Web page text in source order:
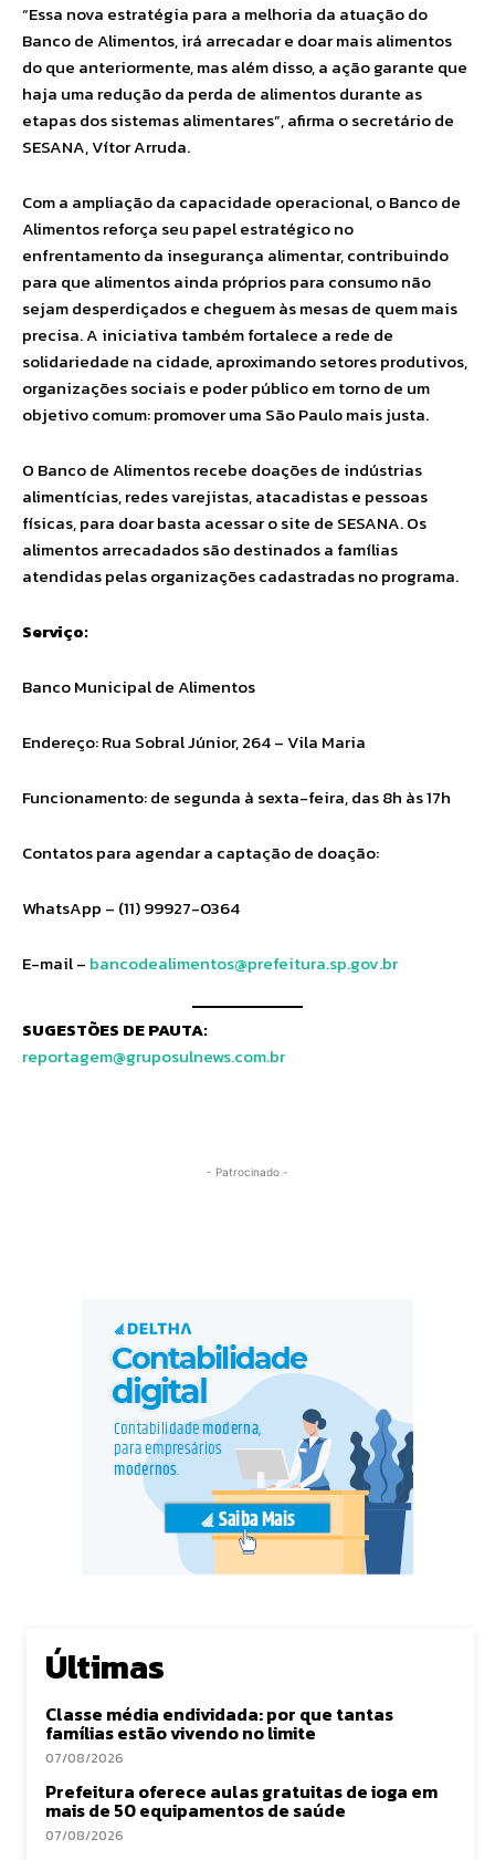
“Essa nova estratégia para a melhoria da atuação do
Banco de Alimentos, irá arrecadar e doar mais alimentos
do que anteriormente, mas além disso, a ação garante que
haja uma redução da perda de alimentos durante as
etapas dos sistemas alimentares”, afirma o secretário de
SESANA, Vítor Arruda.
Com a ampliação da capacidade operacional, o Banco de
Alimentos reforça seu papel estratégico no
enfrentamento da insegurança alimentar, contribuindo
para que alimentos ainda próprios para consumo não
sejam desperdiçados e cheguem às mesas de quem mais
precisa. A iniciativa também fortalece a rede de
solidariedade na cidade, aproximando setores produtivos,
organizações sociais e poder público em torno de um
objetivo comum: promover uma São Paulo mais justa.
O Banco de Alimentos recebe doações de indústrias
alimentícias, redes varejistas, atacadistas e pessoas
físicas, para doar basta acessar o site de SESANA. Os
alimentos arrecadados são destinados a famílias
atendidas pelas organizações cadastradas no programa.
Serviço:
Banco Municipal de Alimentos
Endereço: Rua Sobral Júnior, 264 – Vila Maria
Funcionamento: de segunda à sexta-feira, das 8h às 17h
Contatos para agendar a captação de doação:
WhatsApp – (11) 99927-0364
E-mail – bancodealimentos@prefeitura.sp.gov.br
SUGESTÕES DE PAUTA:
reportagem@gruposulnews.com.br
- Patrocinado -
Últimas
Classe média endividada: por que tantas
famílias estão vivendo no limite
07/08/2026
Prefeitura oferece aulas gratuitas de ioga em
mais de 50 equipamentos de saúde
07/08/2026